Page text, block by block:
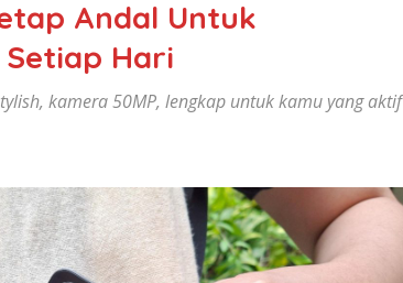
Andal Untuk
Hari
kamera 50MP, lengkap untuk kamu yang aktif